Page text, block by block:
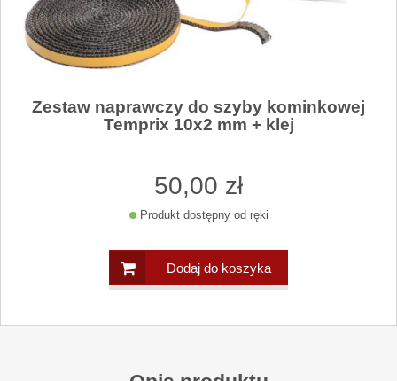
Zestaw naprawczy do szyby kominkowej
Temprix 10x2 mm + klej
50,00 zł
Produkt dostępny od ręki
Dodaj do koszyka